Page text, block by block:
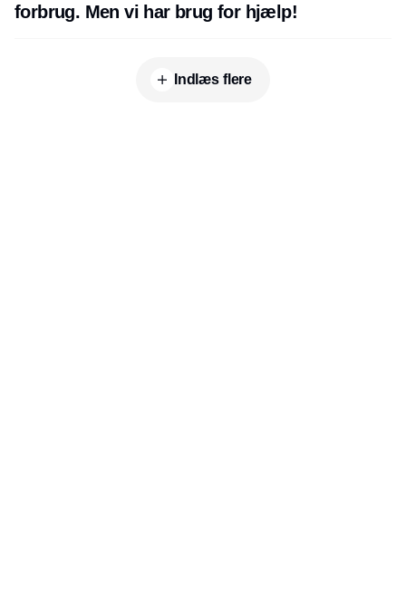
forbrug. Men vi har brug for hjælp!
Indlæs flere